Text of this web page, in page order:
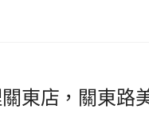
東店，關東